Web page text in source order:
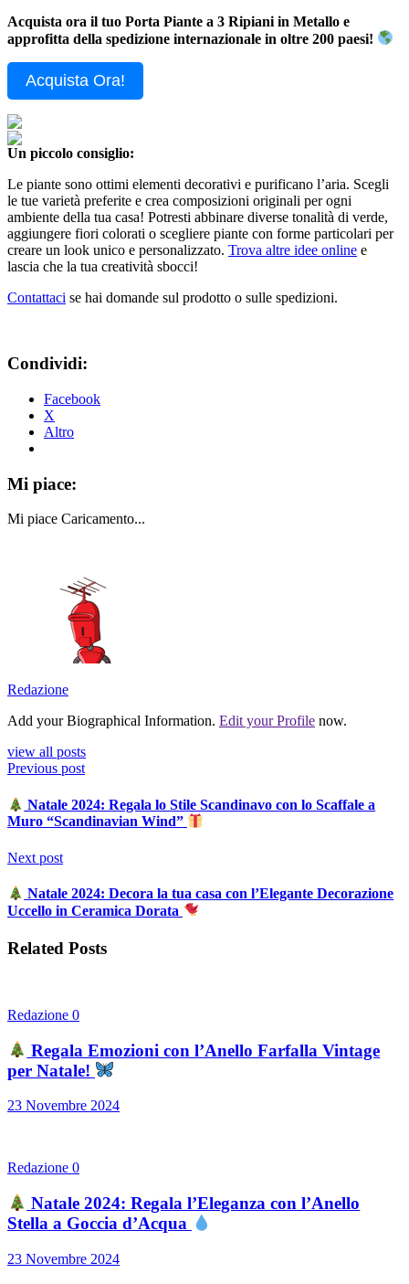
Acquista ora il tuo Porta Piante a 3 Ripiani in Metallo e
approfitta della spedizione internazionale in oltre 200 paesi!
Acquista Ora!
Un piccolo consiglio:
Le piante sono ottimi elementi decorativi e purificano l’aria. Scegli
le tue varietà preferite e crea composizioni originali per ogni
ambiente della tua casa! Potresti abbinare diverse tonalità di verde,
aggiungere fiori colorati o scegliere piante con forme particolari per
creare un look unico e personalizzato. Trova altre idee online e
lascia che la tua creatività sbocci!
Contattaci se hai domande sul prodotto o sulle spedizioni.
Condividi:
Facebook
X
Altro
Mi piace:
Mi piace Caricamento...
Redazione
Add your Biographical Information. Edit your Profile now.
view all posts
Previous post
Natale 2024: Regala lo Stile Scandinavo con lo Scaffale a
Muro “Scandinavian Wind”
Next post
Natale 2024: Decora la tua casa con l’Elegante Decorazione
Uccello in Ceramica Dorata
Related Posts
Redazione 0
Regala Emozioni con l’Anello Farfalla Vintage
per Natale!
23 Novembre 2024
Redazione 0
Natale 2024: Regala l’Eleganza con l’Anello
Stella a Goccia d’Acqua
23 Novembre 2024